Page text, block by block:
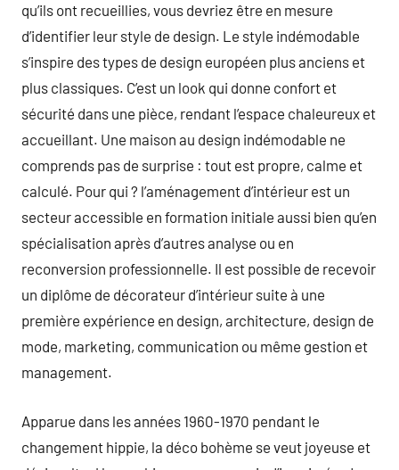
qu’ils ont recueillies, vous devriez être en mesure
d’identifier leur style de design. Le style indémodable
s’inspire des types de design européen plus anciens et
plus classiques. C’est un look qui donne confort et
sécurité dans une pièce, rendant l’espace chaleureux et
accueillant. Une maison au design indémodable ne
comprends pas de surprise : tout est propre, calme et
calculé. Pour qui ? l’aménagement d’intérieur est un
secteur accessible en formation initiale aussi bien qu’en
spécialisation après d’autres analyse ou en
reconversion professionnelle. Il est possible de recevoir
un diplôme de décorateur d’intérieur suite à une
première expérience en design, architecture, design de
mode, marketing, communication ou même gestion et
management.
Apparue dans les années 1960-1970 pendant le
changement hippie, la déco bohème se veut joyeuse et